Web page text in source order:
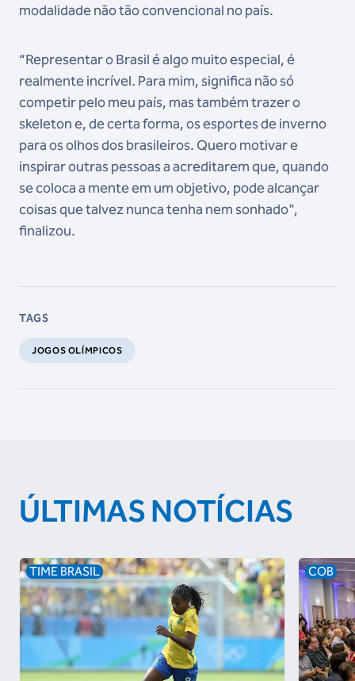
modalidade não tão convencional no país.
“Representar o Brasil é algo muito especial, é
realmente incrível. Para mim, significa não só
competir pelo meu país, mas também trazer o
skeleton e, de certa forma, os esportes de inverno
para os olhos dos brasileiros. Quero motivar e
inspirar outras pessoas a acreditarem que, quando
se coloca a mente em um objetivo, pode alcançar
coisas que talvez nunca tenha nem sonhado",
finalizou.
TAGS
JOGOS OLÍMPICOS
ÚLTIMAS NOTÍCIAS
TIME BRASIL COB